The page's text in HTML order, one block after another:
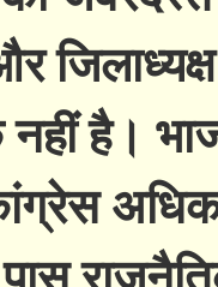
है।